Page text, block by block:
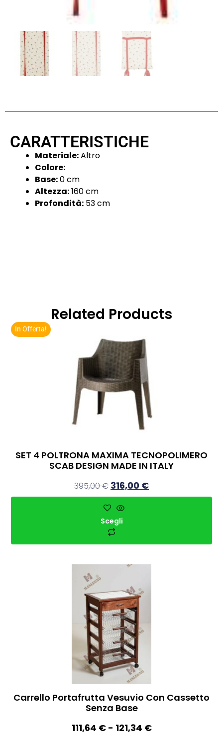
CARATTERISTICHE
Materiale:Altro
Colore:
Base:0 cm
Altezza:160 cm
Profondità: 53 cm
Related Products
In Offerta!
SET 4 POLTRONA MAXIMA TECNOPOLIMERO
SCAB DESIGN MADE IN ITALY
395,00€ 316,00 €
Scegli
Carrello Portafrutta Vesuvio Con Cassetto
Senza Base
111,64 € - 121,34 €